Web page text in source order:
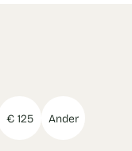
€ 125 Ander